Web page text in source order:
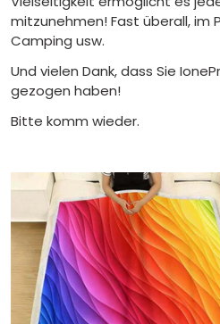
mitzunehmen! Fast überall, im
Camping usw.
Und vielen Dank, dass Sie
gezogen haben!
Bitte komm wieder.